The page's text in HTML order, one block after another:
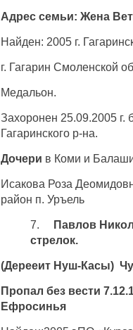
Адрес семьи: Жена
Найден: 2005 г.
г. Гагарин Смоленской
Медальон.
Захоронен 25.09.2005 г.
Гагаринского р-на.
Дочери в Коми и
Исакова Роза
район п. Уръель
7. Павлов
стрелок.
(Дерееит Нуш-Касы)
Пропал без вести
Ефросинья